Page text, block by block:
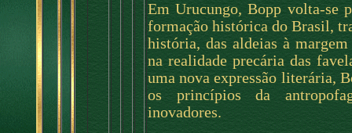
Em Urucungo, Bopp volta-se
formação histórica do Brasil,
história, das aldeias à
na realidade precária das
uma nova expressão literária,
os princípios da
inovadores.